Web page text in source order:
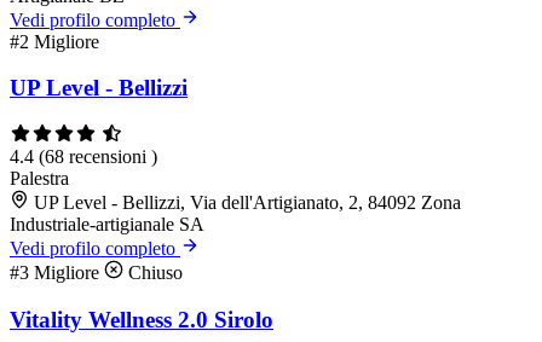
Vedi profilo completo
#2 Migliore
UP Level - Bellizzi
4.4 (68 recensioni )
Palestra
UP Level - Bellizzi, Via dell'Artigianato, 2, 84092 Zona
Industriale-artigianale SA
Vedi profilo completo
#3 Migliore Chiuso
Vitality Wellness 2.0 Sirolo